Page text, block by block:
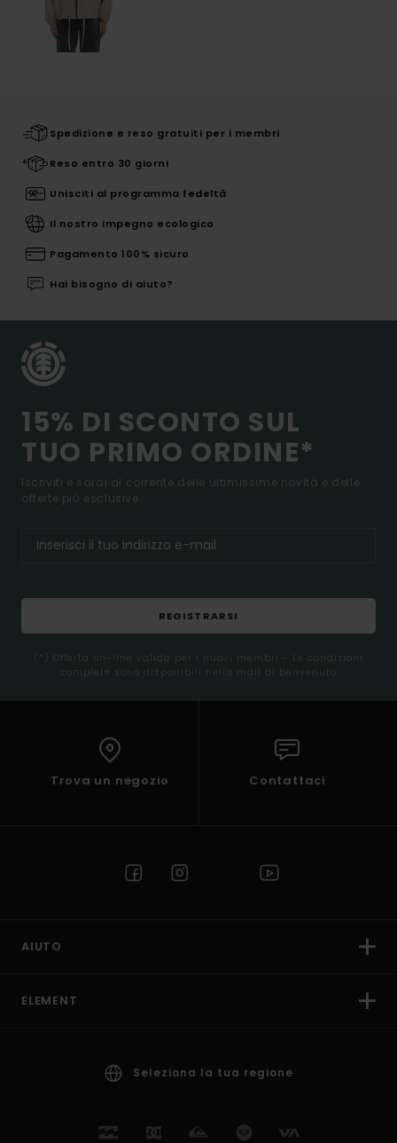
Spedizione e reso gratuiti per i membri
Reso entro 30 giorni
Unisciti al programma fedeltà
Il nostro impegno ecologico
Pagamento 100% sicuro
Hai bisogno di aiuto?
15% DI SCONTO SUL
TUO PRIMO ORDINE*
Iscriviti e sarai al corrente delle ultimissime novità e delle
offerte più esclusive.
REGISTRARSI
(*) Offerta on-line valida per i nuovi membri - Le condizioni
complete sono disponibili nella mail di benvenuto
Trova un negozio Contattaci
AIUTO
ELEMENT
Seleziona la tua regione